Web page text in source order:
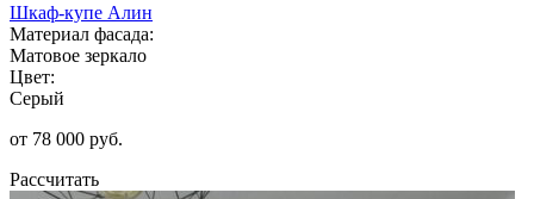
Шкаф-купе Алин
Материал фасада:
Матовое зеркало
Цвет:
Серый
от 78 000 руб.
Рассчитать